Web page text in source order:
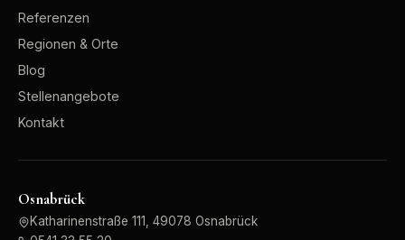
Referenzen
Regionen & Orte
Blog
Stellenangebote
Kontakt
Osnabrück
Katharinenstraße 111, 49078 Osnabrück